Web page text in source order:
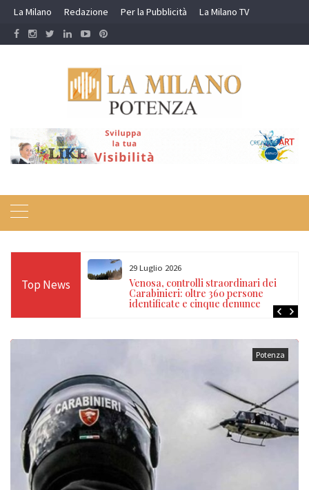
Skip
content
La Milano Redazione Per la Pubblicità La Milano TV
Top News
dei
23 Luglio 2026
Potenza, maxi operazione: 11 misure
cautelari per furti, rapine e assalti agli
ATM
Potenza